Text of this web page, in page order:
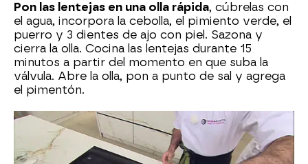
Pon las lentejas en una olla rápida, cúbrelas con
el agua, incorpora la cebolla, el pimiento verde, el
puerro y 3 dientes de ajo con piel. Sazona y
cierra la olla. Cocina las lentejas durante 15
minutos a partir del momento en que suba la
válvula. Abre la olla, pon a punto de sal y agrega
el pimentón.